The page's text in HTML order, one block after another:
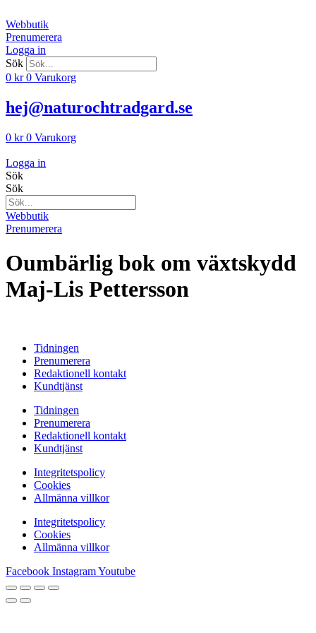
till
innehåll
Webbutik
Prenumerera
Logga in
Sök
0 kr 0 Varukorg
hej@naturochtradgard.se
0 kr 0 Varukorg
Logga in
Sök
Sök
Webbutik
Prenumerera
Oumbärlig bok om växtskydd
Maj-Lis Pettersson
Tidningen
Prenumerera
Redaktionell kontakt
Kundtjänst
Tidningen
Prenumerera
Redaktionell kontakt
Kundtjänst
Integritetspolicy
Cookies
Allmänna villkor
Integritetspolicy
Cookies
Allmänna villkor
Facebook InstagramYoutube